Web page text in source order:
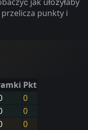
punkty i
Pkt
0
0
0